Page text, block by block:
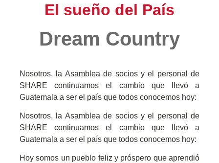
El sueño del País
Dream Country
Nosotros, la Asamblea de socios y el personal de
SHARE continuamosel cambio que llevó a
Guatemala a ser el país que todos conocemos hoy:
Nosotros, la Asamblea de socios y el personal de
SHARE continuamosel cambio que llevó a
Guatemala a ser el país que todos conocemos hoy:
Hoy somos un pueblo feliz y próspero que aprendió